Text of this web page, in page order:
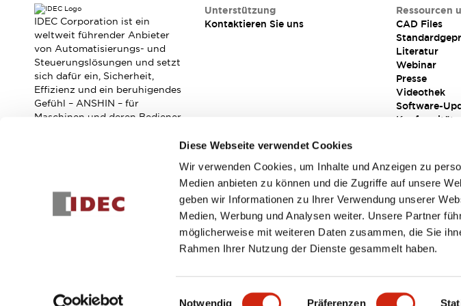
Diese Webseite verwendet Cookies
Wir verwenden Cookies, um Inhalte und Anzeigen zu
Medien anbieten zu können und die Zugriffe auf unsere
geben wir Informationen zu Ihrer Verwendung unserer
Medien, Werbung und Analysen weiter. Unsere Partner
möglicherweise mit weiteren Daten zusammen, die Sie
Rahmen Ihrer Nutzung der Dienste gesammelt haben.
Einwilligungsauswahl
Notwendig Präferenzen
Sicherheitslösungen
IDEC-Sicherheitskonzept
Kollaborative Sicherheit (Sicherheit 2.0)
Sicherheitsrelevante Gesetze und Normen
Sicherheitsausrüstung-Kurs
Entdecken Sie alles
Entdecken Sie alles
Software-Updates
IDEC Corporation ist ein
weltweit führender Anbieter
von Automatisierungs- und
Steuerungslösungen und setzt
sich dafür ein, Sicherheit,
Effizienz und ein beruhigendes
Gefühl – ANSHIN – für
Maschinen und deren Bediener
Unterstützung
Kontaktieren Sie uns
Ressourcen
CAD Files
Literatur
Webinar
Presse
Videothek
Software-
Abonnieren Sie unseren Newsletter!
Registrieren
DatenschutzrichtlinieGeschäftsbedingungen